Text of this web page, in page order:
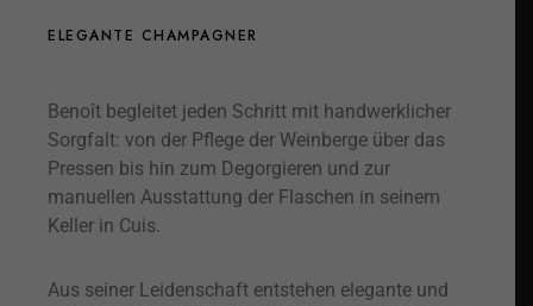
ELEGANTE CHAMPAGNER
Benoît begleitet jeden Schritt mit handwerklicher
Sorgfalt: von der Pflege der Weinberge über das
Pressen bis hin zum Degorgieren und zur
manuellen Ausstattung der Flaschen in seinem
Keller in Cuis.
Aus seiner Leidenschaft entstehen elegante und